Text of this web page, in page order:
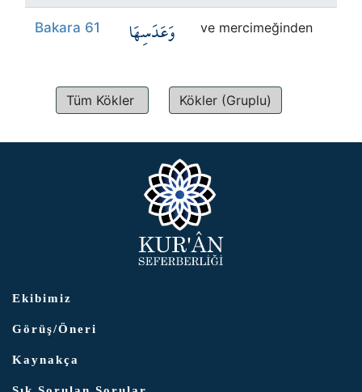
Kökler
Üyelik
Bakara 61 وَعَدَسِهَا ve mercimeğinden
Tüm Kökler Kökler (Gruplu)
Ekibimiz
Görüş/Öneri
Kaynakça